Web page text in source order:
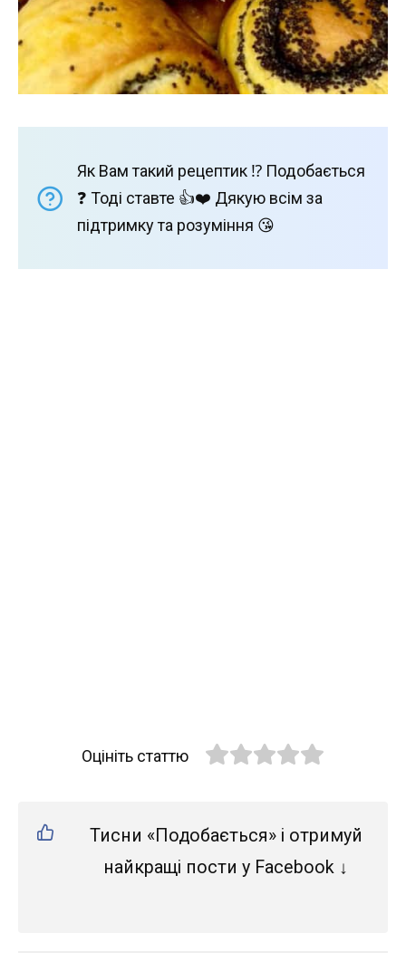
Як Вам такий рецептик ⁉️ Подобається
❓ Тоді ставте 👍❤️ Дякую всім за
підтримку та розуміння 😘
Оцініть статтю
Тисни «Подобається» і отримуй
найкращі пости у Facebook ↓